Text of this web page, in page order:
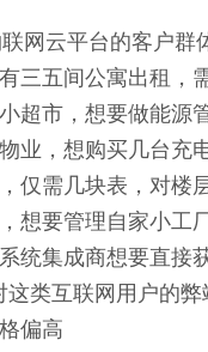
云平台的客户群体
五间公寓出租，需
市，想要做能源管
，想购买几台充电
需几块表，对楼层
要管理自家小工厂
集成商想要直接获
互联网用户的弊
偏高